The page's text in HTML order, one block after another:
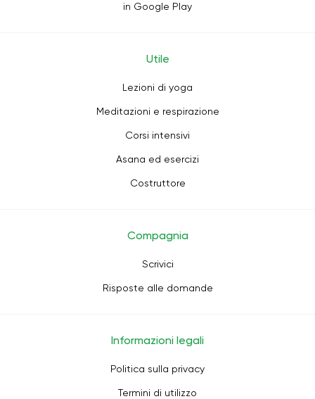
in Google Play
Utile
Lezioni di yoga
Meditazioni e respirazione
Corsi intensivi
Asana ed esercizi
Costruttore
Compagnia
Scrivici
Risposte alle domande
Informazioni legali
Politica sulla privacy
Termini di utilizzo